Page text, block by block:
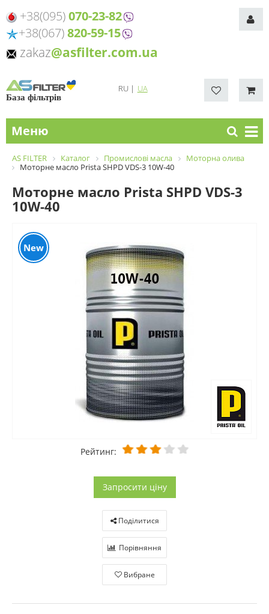
+38(095)070-23-82
+38(067)820-59-15
zakaz@asfilter.com.ua
База фільтрів
RU | UA
Меню
AS FILTER Каталог Промислові масла
Моторна олива
Моторне масло Prista SHPD VDS-3 10W-40
Моторне масло Prista SHPD VDS-3
10W-40
New
Рейтинг:
Запросити ціну
Поділитися
Порівняння
Вибране